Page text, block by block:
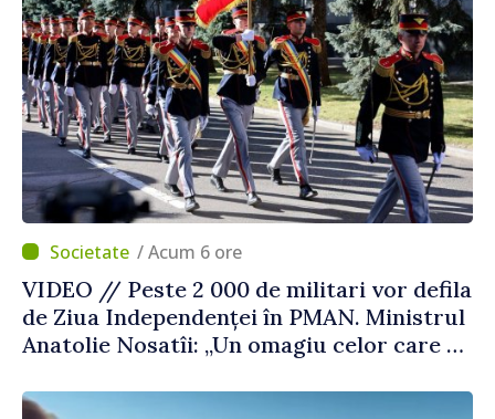
/ Acum 6 ore
VIDEO // Peste 2 000 de militari vor defila
de Ziua Independenței în PMAN. Ministrul
Anatolie Nosatîi: „Un omagiu celor care au